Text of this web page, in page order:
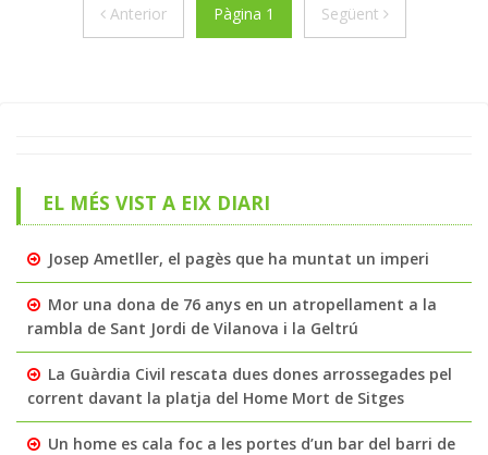
AnteriorAnteriorPàgina 1 Següent Següent
EL MÉS VIST A EIX DIARI
Josep Ametller, el pagès que ha muntat un imperi
Mor una dona de 76 anys en un atropellament a la
rambla de Sant Jordi de Vilanova i la Geltrú
La Guàrdia Civil rescata dues dones arrossegades pel
corrent davant la platja del Home Mort de Sitges
Un home es cala foc a les portes d’un bar del barri de